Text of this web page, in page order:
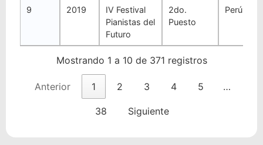
9 2019
IV Festival
Pianistas del
Futuro
2do.
Puesto
Perú
Mostrando 1 a 10 de 371 registros
Anterior 1 2 3 4 5 …
38 Siguiente